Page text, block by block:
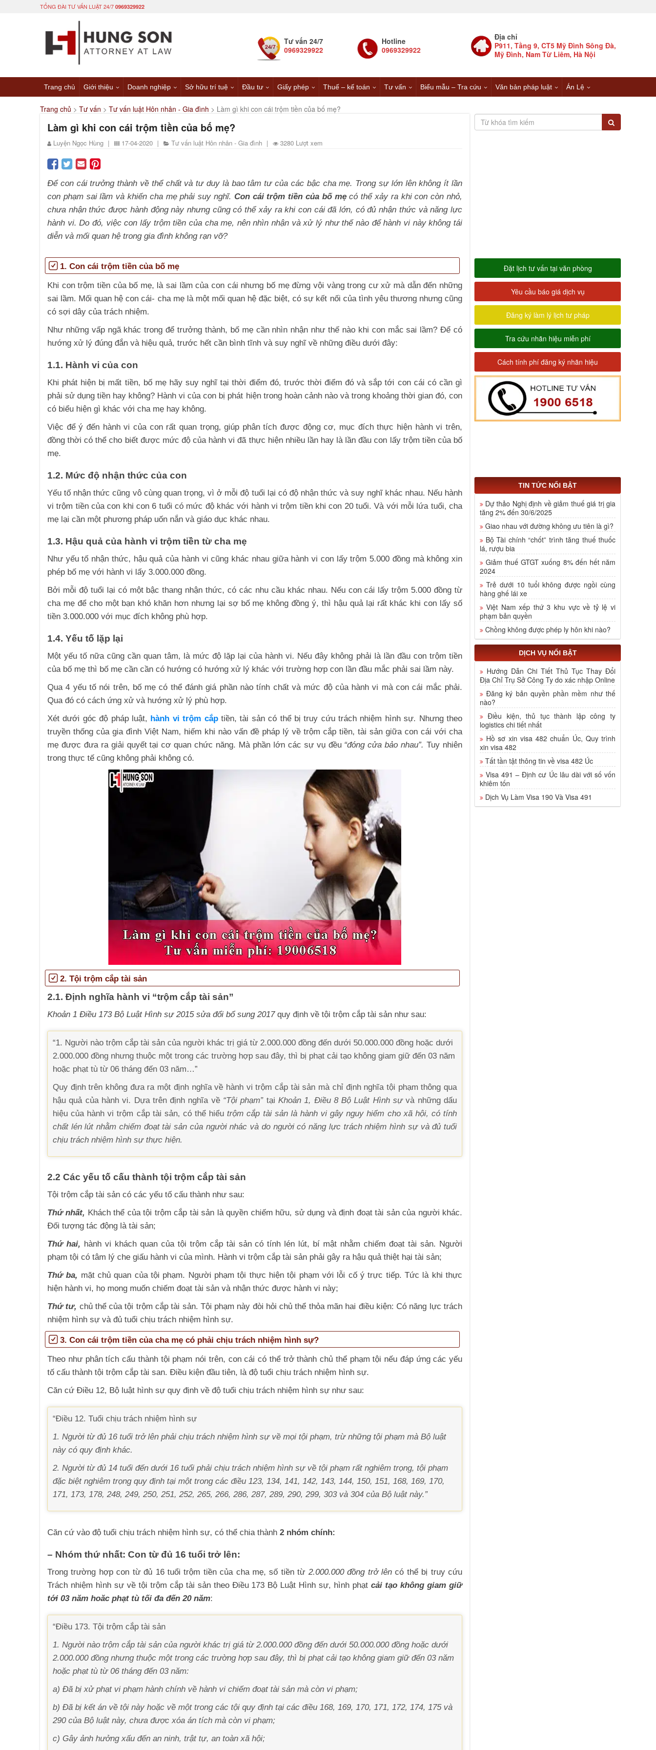
TỔNG ĐÀI TƯ VẤN LUẬT 24/7 0969329922
Tư vấn 24/7
0969329922
Hotline
0969329922
Địa chỉ
P911, Tầng 9, CT5 Mỹ Đình Sông Đà,
Mỹ Đình, Nam Từ Liêm, Hà Nội
Trang chủ Giới thiệu Doanh nghiệp Sở hữu trí tuệ Đầu tư Giấy phép Thuế – kế toán Tư vấn Biểu mẫu – Tra cứu Văn bản pháp luật Án Lệ
Trang chủ > Tư vấn > Tư vấn luật Hôn nhân - Gia đình > Làm gì khi con cái trộm tiền của bố mẹ?
Làm gì khi con cái trộm tiền của bố mẹ?
Luyện Ngọc Hùng | 17-04-2020 | Tư vấn luật Hôn nhân - Gia đình | 3280 Lượt xem
Để con cái trưởng thành về thể chất và tư duy là bao tâm tư của các bậc cha mẹ. Trong sự lớn lên không ít lần
con phạm sai lầm và khiến cha mẹ phải suy nghĩ. Con cái trộm tiền của bố mẹcó thể xảy ra khi con còn nhỏ,
chưa nhận thức được hành động này nhưng cũng có thể xảy ra khi con cái đã lớn, có đủ nhận thức và năng lực
hành vi. Do đó, việc con lấy trộm tiền của cha mẹ, nên nhìn nhận và xử lý như thế nào để hành vi này không tái
diễn và mối quan hệ trong gia đình không rạn vỡ?
1. Con cái trộm tiền của bố mẹ
Khi con trộm tiền của bố mẹ, là sai lầm của con cái nhưng bố mẹ đừng vội vàng trong cư xử mà dẫn đến những
sai lầm. Mối quan hệ con cái- cha mẹ là một mối quan hệ đặc biệt, có sự kết nối của tình yêu thương nhưng cũng
có sợi dây của trách nhiệm.
Như những vấp ngã khác trong để trưởng thành, bố mẹ cần nhìn nhận như thế nào khi con mắc sai lầm? Để có
hướng xử lý đúng đắn và hiệu quả, trước hết cần bình tĩnh và suy nghĩ về những điều dưới đây:
1.1. Hành vi của con
Khi phát hiện bị mất tiền, bố mẹ hãy suy nghĩ tại thời điểm đó, trước thời điểm đó và sắp tới con cái có cần gì
phải sử dụng tiền hay không? Hành vi của con bị phát hiện trong hoàn cảnh nào và trong khoảng thời gian đó, con
có biểu hiện gì khác với cha mẹ hay không.
Việc để ý đến hành vi của con rất quan trọng, giúp phân tích được động cơ, mục đích thực hiện hành vi trên,
đồng thời có thể cho biết được mức độ của hành vi đã thực hiện nhiều lần hay là lần đầu con lấy trộm tiền của bố
mẹ.
1.2. Mức độ nhận thức của con
Yếu tố nhận thức cũng vô cùng quan trọng, vì ở mỗi độ tuổi lại có độ nhận thức và suy nghĩ khác nhau. Nếu hành
vi trộm tiền của con khi con 6 tuổi có mức độ khác với hành vi trộm tiền khi con 20 tuổi. Và với mỗi lứa tuổi, cha
mẹ lại cần một phương pháp uốn nắn và giáo dục khác nhau.
1.3. Hậu quả của hành vi trộm tiền từ cha mẹ
Như yếu tố nhận thức, hậu quả của hành vi cũng khác nhau giữa hành vi con lấy trộm 5.000 đồng mà không xin
phép bố mẹ với hành vi lấy 3.000.000 đồng.
Bởi mỗi độ tuổi lại có một bậc thang nhận thức, có các nhu cầu khác nhau. Nếu con cái lấy trộm 5.000 đồng từ
cha mẹ để cho một bạn khó khăn hơn nhưng lại sợ bố mẹ không đồng ý, thì hậu quả lại rất khác khi con lấy số
tiền 3.000.000 với mục đích không phù hợp.
1.4. Yếu tố lặp lại
Một yếu tố nữa cũng cần quan tâm, là mức độ lặp lại của hành vi. Nếu đây không phải là lần đầu con trộm tiền
của bố mẹ thì bố mẹ cần cần có hướng có hướng xử lý khác với trường hợp con lần đầu mắc phải sai lầm này.
Qua 4 yếu tố nói trên, bố mẹ có thể đánh giá phần nào tính chất và mức độ của hành vi mà con cái mắc phải.
Qua đó có cách ứng xử và hướng xử lý phù hợp.
Xét dưới góc độ pháp luật, hành vi trộm cắptiền, tài sản có thể bị truy cứu trách nhiệm hình sự. Nhưng theo
truyền thống của gia đình Việt Nam, hiếm khi nào vấn đề pháp lý về trộm cắp tiền, tài sản giữa con cái với cha
mẹ được đưa ra giải quyết tại cơ quan chức năng. Mà phần lớn các sự vụ đều “đóng cửa bảo nhau”.Tuy nhiên
trong thực tế cũng không phải không có.
2. Tội trộm cắp tài sản
2.1. Định nghĩa hành vi “trộm cắp tài sản”
Khoản 1 Điều 173 Bộ Luật Hình sự 2015 sửa đổi bổ sung 2017 quy định về tội trộm cắp tài sản như sau:
“1. Người nào trộm cắp tài sản của người khác trị giá từ 2.000.000 đồng đến dưới 50.000.000 đồng hoặc dưới
2.000.000 đồng nhưng thuộc một trong các trường hợp sau đây, thì bị phạt cải tạo không giam giữ đến 03 năm
hoặc phạt tù từ 06 tháng đến 03 năm…”
Quy định trên không đưa ra một định nghĩa về hành vi trộm cắp tài sản mà chỉ định nghĩa tội phạm thông qua
hậu quả của hành vi. Dựa trên định nghĩa về “Tội phạm”tại Khoản 1, Điều 8 Bộ Luật Hình sựvà những dấu
hiệu của hành vi trộm cắp tài sản, có thể hiểu trộm cắp tài sản là hành vi gây nguy hiểm cho xã hội, có tính
chất lén lút nhằm chiếm đoạt tài sản của người nhác và do người có năng lực trách nhiệm hình sự và đủ tuổi
chịu trách nhiệm hình sự thực hiện.
2.2 Các yếu tố cấu thành tội trộm cắp tài sản
Tội trộm cắp tài sản có các yếu tố cấu thành như sau:
Thứ nhất, Khách thể của tội trộm cắp tài sản là quyền chiếm hữu, sử dụng và định đoạt tài sản của người khác.
Đối tượng tác động là tài sản;
Thứ hai, hành vi khách quan của tội trộm cắp tài sản có tính lén lút, bí mật nhằm chiếm đoạt tài sản. Người
phạm tội có tâm lý che giấu hành vi của mình. Hành vi trộm cắp tài sản phải gây ra hậu quả thiệt hại tài sản;
Thứ ba, mặt chủ quan của tội phạm. Người phạm tội thực hiện tội phạm với lỗi cố ý trực tiếp. Tức là khi thực
hiện hành vi, họ mong muốn chiếm đoạt tài sản và nhận thức được hành vi này;
Thứ tư, chủ thể của tội trộm cắp tài sản. Tội phạm này đòi hỏi chủ thể thỏa mãn hai điều kiện: Có năng lực trách
nhiệm hình sự và đủ tuổi chịu trách nhiệm hình sự.
3. Con cái trộm tiền của cha mẹ có phải chịu trách nhiệm hình sự?
Theo như phân tích cấu thành tội phạm nói trên, con cái có thể trở thành chủ thể phạm tội nếu đáp ứng các yếu
tố cấu thành tội trộm cắp tài san. Điều kiện đầu tiên, là độ tuổi chịu trách nhiệm hình sự.
Căn cứ Điều 12, Bộ luật hình sự quy định về độ tuổi chịu trách nhiệm hình sự như sau:
“Điều 12. Tuổi chịu trách nhiệm hình sự
1. Người từ đủ 16 tuổi trở lên phải chịu trách nhiệm hình sự về mọi tội phạm, trừ những tội phạm mà Bộ luật
này có quy định khác.
2. Người từ đủ 14 tuổi đến dưới 16 tuổi phải chịu trách nhiệm hình sự về tội phạm rất nghiêm trọng, tội phạm
đặc biệt nghiêm trọng quy định tại một trong các điều 123, 134, 141, 142, 143, 144, 150, 151, 168, 169, 170,
171, 173, 178, 248, 249, 250, 251, 252, 265, 266, 286, 287, 289, 290, 299, 303 và 304 của Bộ luật này.”
Căn cứ vào độ tuổi chịu trách nhiệm hình sự, có thể chia thành 2 nhóm chính:
– Nhóm thứ nhất: Con từ đủ 16 tuổi trở lên:
Trong trường hợp con từ đủ 16 tuổi trộm tiền của cha mẹ, số tiền từ 2.000.000 đồng trở lêncó thể bị truy cứu
Trách nhiệm hình sự về tội trộm cắp tài sản theo Điều 173 Bộ Luật Hình sự, hình phạtcải tạo không giam giữ
tới 03 năm hoăc phạt tù tối đa đến 20 năm:
“Điều 173. Tội trộm cắp tài sản
1. Người nào trộm cắp tài sản của người khác trị giá từ 2.000.000 đồng đến dưới 50.000.000 đồng hoặc dưới
2.000.000 đồng nhưng thuộc một trong các trường hợp sau đây, thì bị phạt cải tạo không giam giữ đến 03 năm
hoặc phạt tù từ 06 tháng đến 03 năm:
a) Đã bị xử phạt vi phạm hành chính về hành vi chiếm đoạt tài sản mà còn vi phạm;
b) Đã bị kết án về tội này hoặc về một trong các tội quy định tại các điều 168, 169, 170, 171, 172, 174, 175 và
290 của Bộ luật này, chưa được xóa án tích mà còn vi phạm;
c) Gây ảnh hưởng xấu đến an ninh, trật tự, an toàn xã hội;
Đặt lịch tư vấn tại văn phòng
Yêu cầu báo giá dịch vụ
Đăng ký làm lý lịch tư pháp
Tra cứu nhãn hiệu miễn phí
Cách tính phí đăng ký nhãn hiệu
TIN TỨC NỔI BẬT
Dự thảo Nghị định về giảm thuế giá trị gia
tăng 2% đến 30/6/2025
Giao nhau với đường không ưu tiên là gì?
Bộ Tài chính “chốt” trình tăng thuế thuốc
lá, rượu bia
Giảm thuế GTGT xuống 8% đến hết năm
2024
Trẻ dưới 10 tuổi không được ngồi cùng
hàng ghế lái xe
Việt Nam xếp thứ 3 khu vực về tỷ lệ vi
phạm bản quyền
Chồng không được phép ly hôn khi nào?
DỊCH VỤ NỔI BẬT
Hướng Dẫn Chi Tiết Thủ Tục Thay Đổi
Địa Chỉ Trụ Sở Công Ty do xác nhập Online
Đăng ký bản quyền phần mềm như thế
nào?
Điều kiện, thủ tục thành lập công ty
logistics chi tiết nhất
Hồ sơ xin visa 482 chuẩn Úc, Quy trình
xin visa 482
Tất tần tật thông tin về visa 482 Úc
Visa 491 – Định cư Úc lâu dài với số vốn
khiêm tốn
Dịch Vụ Làm Visa 190 Và Visa 491